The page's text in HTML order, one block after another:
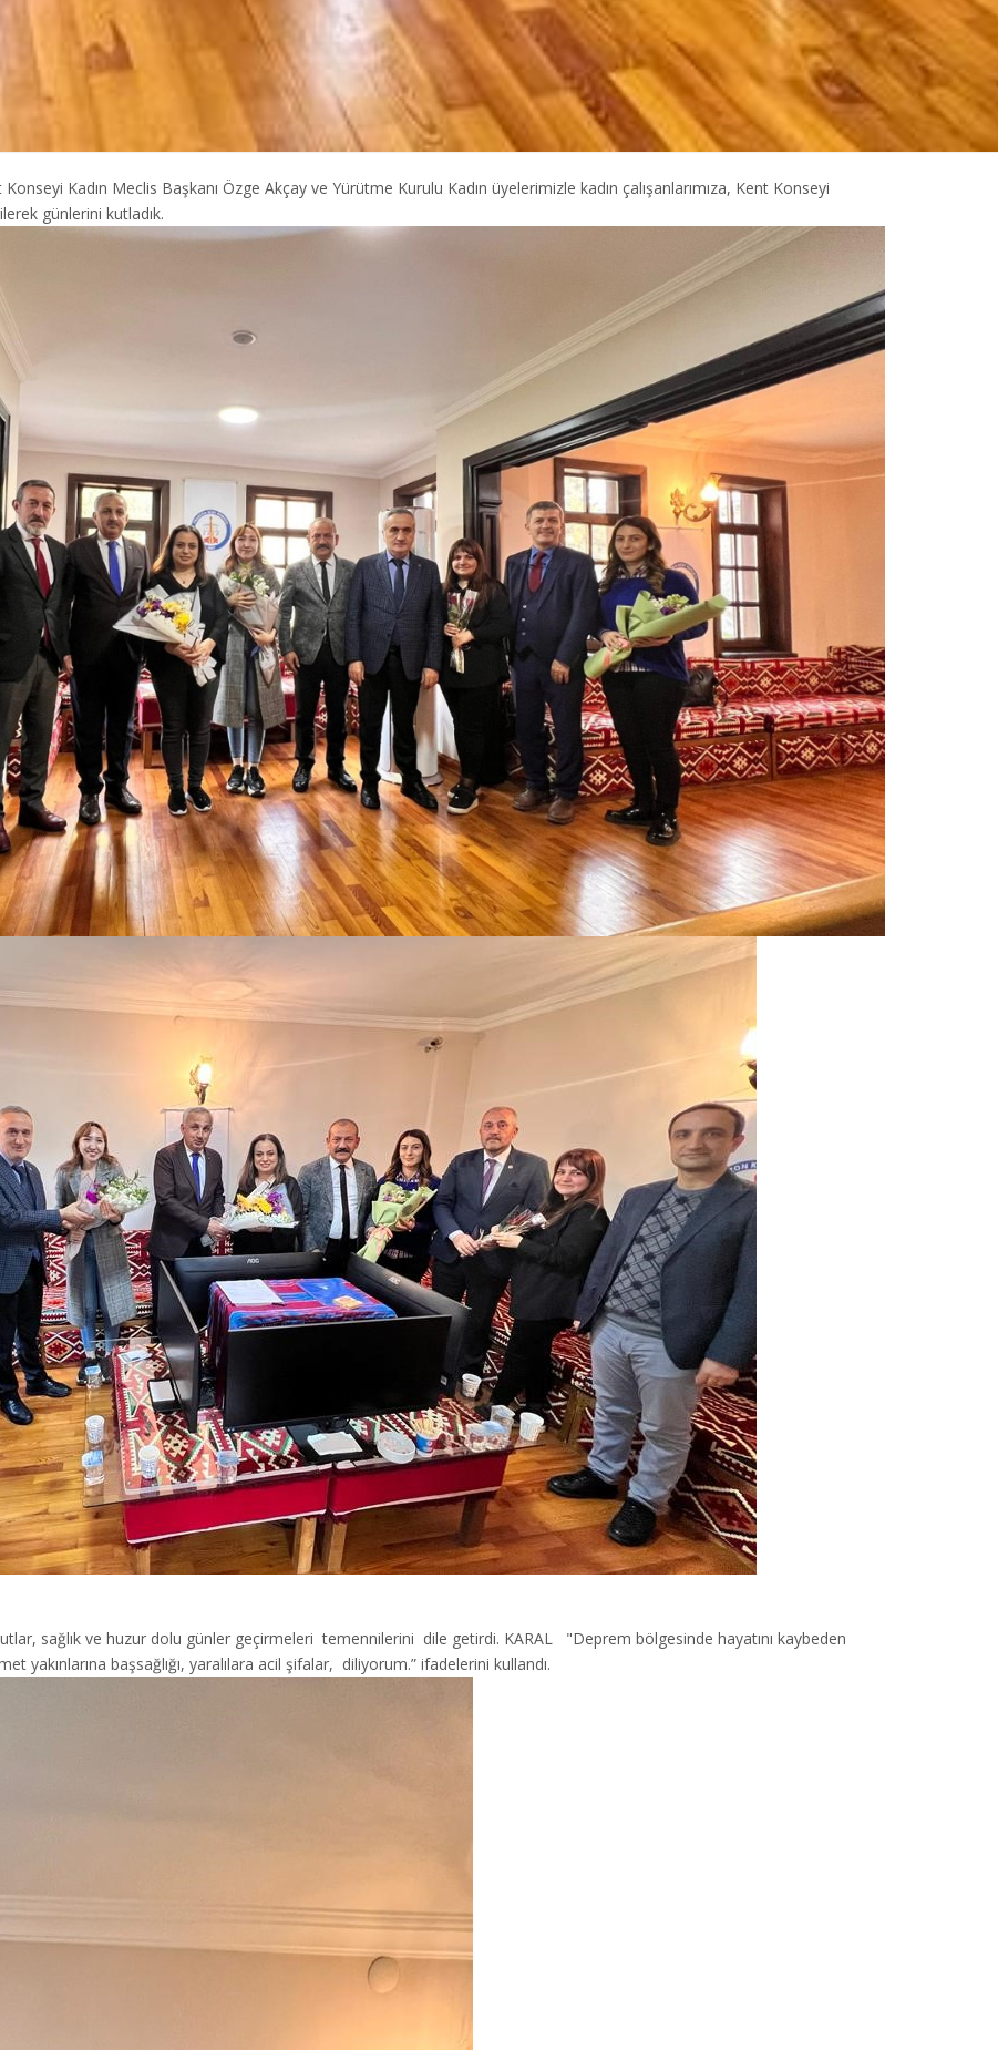
Kadın Meclis Başkanı Özge Akçay ve Yürütme Kurulu Kadın üyelerimizle kadın çalışanlarımıza, Kent Konseyi
günlerini kutladık.
sağlık ve huzur dolu günler geçirmeleri temennilerini dile getirdi. KARAL "Deprem bölgesinde hayatını kaybeden
yakınlarına başsağlığı, yaralılara acil şifalar, diliyorum.” ifadelerini kullandı.